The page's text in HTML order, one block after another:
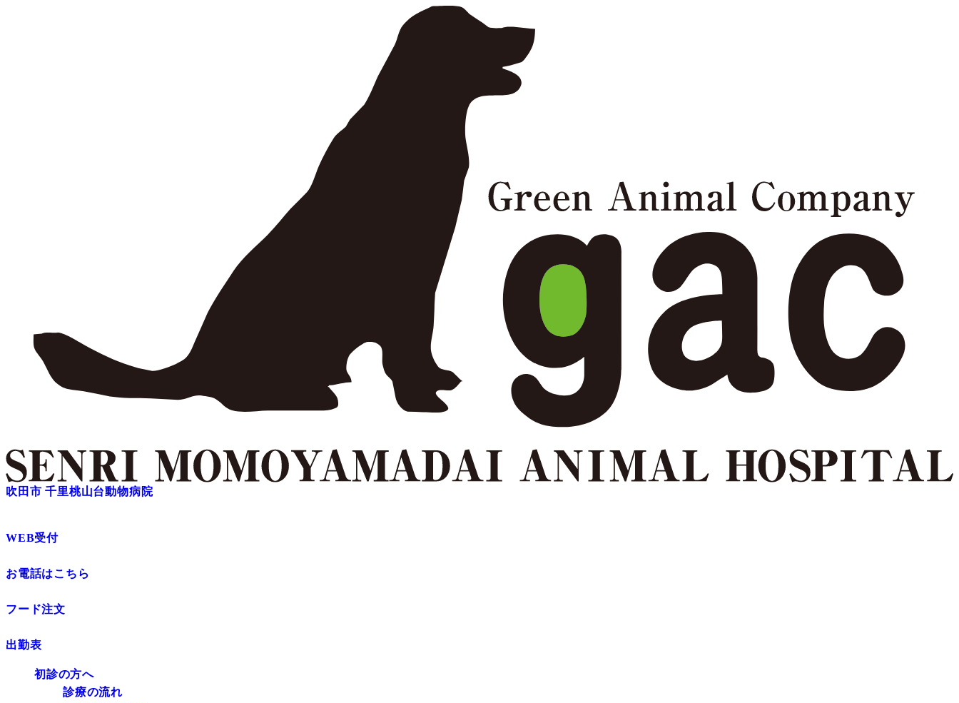
吹田市 千里桃山台動物病院
WEB受付
お電話はこちら
フード注文
出勤表
初診の方へ
診療の流れ